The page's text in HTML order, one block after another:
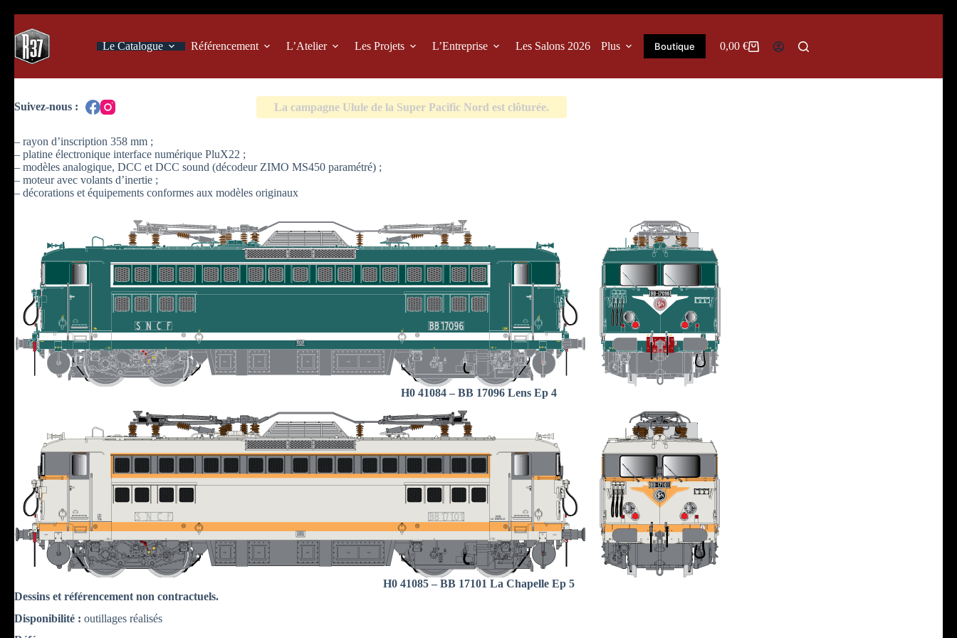
au
contenu
Le Catalogue Référencement L’Atelier Les Projets L’Entreprise Les Salons 2026 Plus Boutique
Panier
0,00 €
La campagne Ulule de la Super Pacific Nord est clôturée.
– rayon d’inscription 358 mm ;
– platine électronique interface numérique PluX22 ;
– modèles analogique, DCC et DCC sound (décodeur ZIMO MS450 paramétré) ;
– moteur avec volants d’inertie ;
– décorations et équipements conformes aux modèles originaux
H0 41084 – BB 17096 Lens Ep 4
H0 41085 – BB 17101 La Chapelle Ep 5
Dessins et référencement non contractuels.
Disponibilité : outillages réalisés